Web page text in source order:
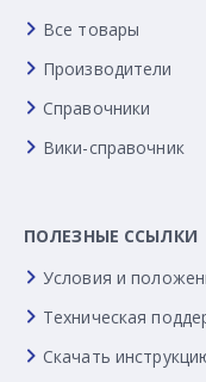
Все товары
Производители
Справочники
Вики-справочник
ПОЛЕЗНЫЕ ССЫЛКИ
Условия и
Техническая
Скачать